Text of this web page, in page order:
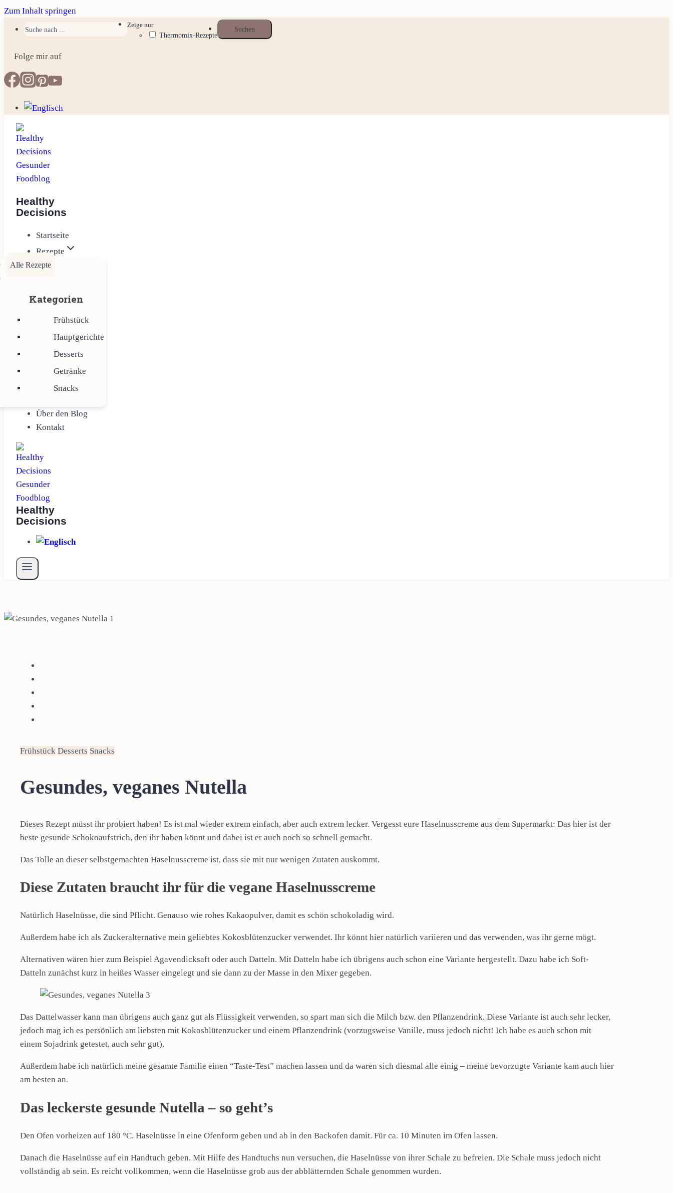
Zum Inhalt springen
Zeige nur
Thermomix-Rezepte
Folge mir auf
Healthy
Decisions
Startseite
Rezepte
Alle Rezepte
Kategorien
Frühstück
Hauptgerichte
Desserts
Getränke
Snacks
Über den Blog
Kontakt
Healthy
Decisions
Frühstück Desserts Snacks
Gesundes, veganes Nutella
Dieses Rezept müsst ihr probiert haben! Es ist mal wieder extrem einfach, aber auch extrem lecker. Vergesst eure Haselnusscreme aus dem Supermarkt: Das hier ist der
beste gesunde Schokoaufstrich, den ihr haben könnt und dabei ist er auch noch so schnell gemacht.
Das Tolle an dieser selbstgemachten Haselnusscreme ist, dass sie mit nur wenigen Zutaten auskommt.
Diese Zutaten braucht ihr für die vegane Haselnusscreme
Natürlich Haselnüsse, die sind Pflicht. Genauso wie rohes Kakaopulver, damit es schön schokoladig wird.
Außerdem habe ich als Zuckeralternative mein geliebtes Kokosblütenzucker verwendet. Ihr könnt hier natürlich variieren und das verwenden, was ihr gerne mögt.
Alternativen wären hier zum Beispiel Agavendicksaft oder auch Datteln. Mit Datteln habe ich übrigens auch schon eine Variante hergestellt. Dazu habe ich Soft-
Datteln zunächst kurz in heißes Wasser eingelegt und sie dann zu der Masse in den Mixer gegeben.
Das Dattelwasser kann man übrigens auch ganz gut als Flüssigkeit verwenden, so spart man sich die Milch bzw. den Pflanzendrink. Diese Variante ist auch sehr lecker,
jedoch mag ich es persönlich am liebsten mit Kokosblütenzucker und einem Pflanzendrink (vorzugsweise Vanille, muss jedoch nicht! Ich habe es auch schon mit
einem Sojadrink getestet, auch sehr gut).
Außerdem habe ich natürlich meine gesamte Familie einen “Taste-Test” machen lassen und da waren sich diesmal alle einig – meine bevorzugte Variante kam auch hier
am besten an.
Das leckerste gesunde Nutella – so geht’s
Den Ofen vorheizen auf 180 °C. Haselnüsse in eine Ofenform geben und ab in den Backofen damit. Für ca. 10 Minuten im Ofen lassen.
Danach die Haselnüsse auf ein Handtuch geben. Mit Hilfe des Handtuchs nun versuchen, die Haselnüsse von ihrer Schale zu befreien. Die Schale muss jedoch nicht
vollständig ab sein. Es reicht vollkommen, wenn die Haselnüsse grob aus der abblätternden Schale genommen wurden.